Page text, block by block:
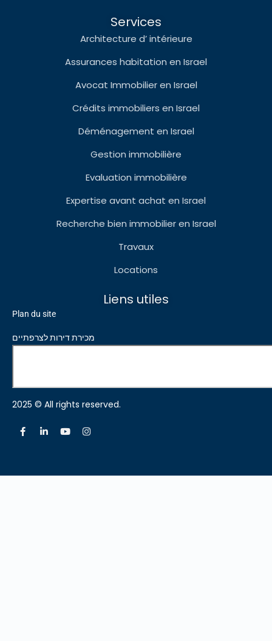
Services
Architecture d’ intérieure
Assurances habitation en Israel
Avocat Immobilier en Israel
Crédits immobiliers en Israel
Déménagement en Israel
Gestion immobilière
Evaluation immobilière
Expertise avant achat en Israel
Recherche bien immobilier en Israel
Travaux
Locations
Liens utiles
Plan du site
מכירת דירות לצרפתיים
2025 © All rights reserved.